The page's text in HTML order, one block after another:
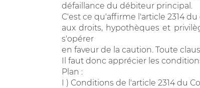
défaillance du débiteur principal.
C'est ce qu'affirme l'article 2314
aux droits, hypothèques et
s'opérer
en faveur de la caution. Toute
Il faut donc apprécier les
Plan :
I ) Conditions de l'article 2314 du